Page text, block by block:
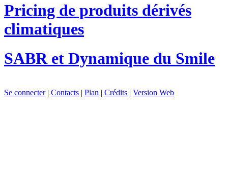
Pricing de produits dérivés
climatiques
SABR et Dynamique du Smile
Se connecter| Contacts | Plan | Crédits | Version Web